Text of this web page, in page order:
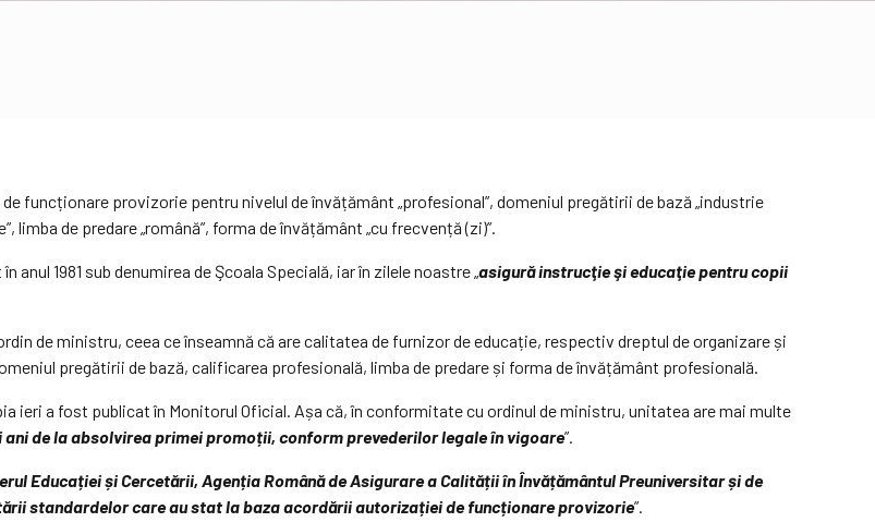
provizorie pentru nivelul de învățământ „profesional”, domeniul pregătirii de bază „industrie
de predare „română”, forma de învățământ „cu frecvență (zi)”.
1981 sub denumirea de Şcoala Specială, iar în zilele noastre „asigură instrucţie şi educaţie pentru copii
de ministru, ceea ce înseamnă că are calitatea de furnizor de educație, respectiv dreptul de organizare și
pregătirii de bază, calificarea profesională, limba de predare și forma de învățământ profesională.
ieri a fost publicat în Monitorul Oficial. Așa că, în conformitate cu ordinul de ministru, unitatea are mai multe
de la absolvirea primei promoții, conform prevederilor legale în vigoare”.
Educației și Cercetării, Agenția Română de Asigurare a Calității în Învățământul Preuniversitar și de
standardelor care au stat la baza acordării autorizației de funcționare provizorie”.